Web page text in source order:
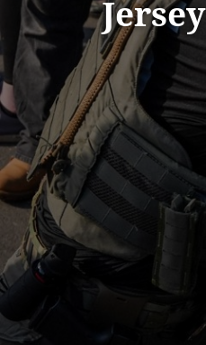
Jersey